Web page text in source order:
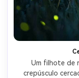
Um filhote de
crepúsculo